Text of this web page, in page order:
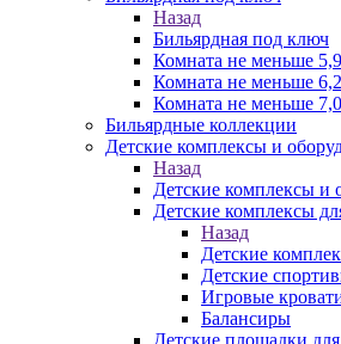
Назад
Бильярдная под ключ
Комната не меньше
Комната не меньше
Комната не меньше
Бильярдные коллекции
Детские комплексы и
Назад
Детские комплексы и
Детские комплексы
Назад
Детские
Детские
Игровые
Балансиры
Детские площадки